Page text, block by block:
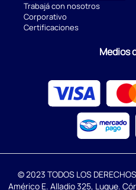
Trabajá con nosotros
Corporativo
Certificaciones
Medios
© 2023 TODOS LOS
Américo E. Alladio 325, Luque.